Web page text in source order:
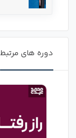
دوره های مرتبط